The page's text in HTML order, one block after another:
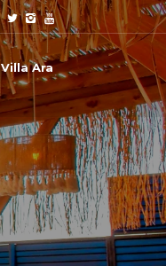
Villa Ara